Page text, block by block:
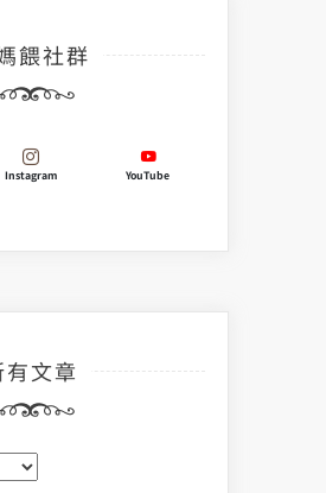
餵社群
Instagram YouTube
有文章